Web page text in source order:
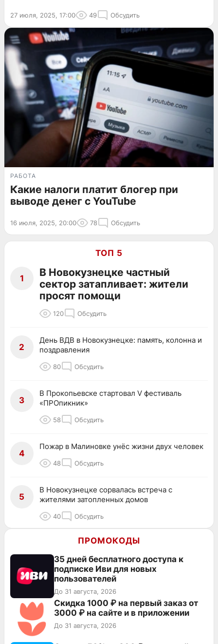
27 июля, 2025, 17:00 49 Обсудить
РАБОТА
Какие налоги платит блогер при
выводе денег с YouTube
16 июля, 2025, 20:00 78 Обсудить
ТОП 5
1
В Новокузнецке частный
сектор затапливает: жители
просят помощи
120 Обсудить
2
День ВДВ в Новокузнецке: память, колонна и
поздравления
80 Обсудить
3
В Прокопьевске стартовал V фестиваль
«ПРОпикник»
58 Обсудить
4
Пожар в Малиновке унёс жизни двух человек
48 Обсудить
5
В Новокузнецке сорвалась встреча с
жителями затопленных домов
40 Обсудить
ПРОМОКОДЫ
35 дней бесплатного доступа к
подписке Иви для новых
пользователей
До 31 августа, 2026
Скидка 1000 ₽ на первый заказ от
3000 ₽ на сайте и в приложении
До 31 августа, 2026